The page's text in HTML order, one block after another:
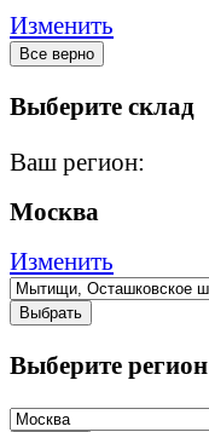
Изменить
Все верно
Выберите склад
Ваш регион:
Москва
Изменить
Выбрать
Выберите регион